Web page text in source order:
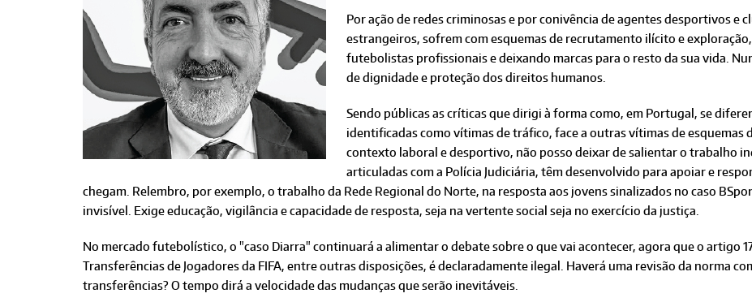
Por ação de redes criminosas e por conivência de agentes desportivos
estrangeiros, sofrem com esquemas de recrutamento ilícito e
futebolistas profissionais e deixando marcas para o resto da sua vida.
de dignidade e proteção dos direitos humanos.
Sendo públicas as críticas que dirigi à forma como, em Portugal, se
identificadas como vítimas de tráfico, face a outras vítimas de esquemas
contexto laboral e desportivo, não posso deixar de salientar o trabalho
articuladas com a Polícia Judiciária, têm desenvolvido para apoiar e
chegam. Relembro, por exemplo, o trabalho da Rede Regional do Norte, na resposta aos jovens sinalizados no caso
invisível. Exige educação, vigilância e capacidade de resposta, seja na vertente social seja no exercício da justiça.
No mercado futebolístico, o "caso Diarra" continuará a alimentar o debate sobre o que vai acontecer, agora que o artigo
Transferências de Jogadores da FIFA, entre outras disposições, é declaradamente ilegal. Haverá uma revisão da norma
transferências? O tempo dirá a velocidade das mudanças que serão inevitáveis.